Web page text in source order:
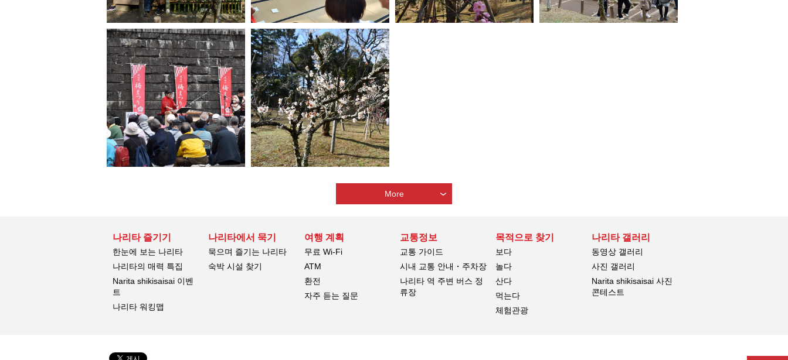
More
나리타 즐기기
한눈에 보는 나리타
나리타의 매력 특집
Narita shikisaisai 이벤
트
나리타 워킹맵
나리타에서 묵기
묵으며 즐기는 나리타
숙박 시설 찾기
여행 계획
무료 Wi-Fi
ATM
환전
자주 듣는 질문
교통정보
교통 가이드
시내 교통 안내・주차장
나리타 역 주변 버스 정
류장
목적으로 찾기
보다
놀다
산다
먹는다
체험관광
나리타 갤러리
동영상 갤러리
사진 갤러리
Narita shikisaisai 사진
콘테스트